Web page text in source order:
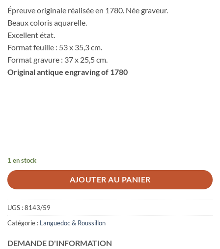
Épreuve originale réalisée en 1780. Née graveur.
Beaux coloris aquarelle.
Excellent état.
Format feuille : 53 x 35,3 cm.
Format gravure : 37 x 25,5 cm.
Original antique engraving of 1780
1 en stock
AJOUTER AU PANIER
UGS :8143/59
Catégorie : Languedoc & Roussillon
DEMANDE D'INFORMATION